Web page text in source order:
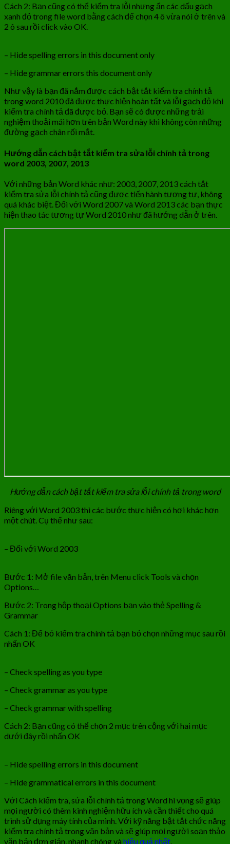
Cách 2: Bạn cũng có thể kiểm tra lỗi nhưng ẩn các dấu gạch
xanh đỏ trong file word bằng cách để chọn 4 ô vừa nói ở trên và
2 ô sau rồi click vào OK.
– Hide spelling errors in this document only
– Hide grammar errors this document only
Như vậy là bạn đã nắm được cách bật tắt kiểm tra chính tả
trong word 2010 đã được thực hiện hoàn tất và lỗi gạch đỏ khi
kiểm tra chính tả đã được bỏ. Bạn sẽ có được những trải
nghiệm thoải mái hơn trên bản Word này khi không còn những
đường gạch chân rối mắt.
Hướng dẫn cách bật tắt kiểm tra sửa lỗi chính tả trong
word 2003, 2007, 2013
Với những bản Word khác như: 2003, 2007, 2013 cách tắt
kiểm tra sửa lỗi chính tả cũng được tiến hành tương tự, không
quá khác biệt. Đối với Word 2007 và Word 2013 các bạn thực
hiện thao tác tương tự Word 2010 như đã hướng dẫn ở trên.
Hướng dẫn cách bật tắt kiểm tra sửa lỗi chính tả trong word
Riêng với Word 2003 thì các bước thực hiện có hơi khác hơn
một chút. Cụ thế như sau:
– Đối với Word 2003
Bước 1: Mở file văn bản, trên Menu click Tools và chọn
Options…
Bước 2: Trong hộp thoại Options bạn vào thẻ Spelling &
Grammar
Cách 1: Để bỏ kiểm tra chính tả bạn bỏ chọn những mục sau rồi
nhấn OK
– Check spelling as you type
– Check grammar as you type
– Check grammar with spelling
Cách 2: Bạn cũng có thể chọn 2 mục trên cộng với hai mục
dưới đây rồi nhấn OK
– Hide spelling errors in this document
– Hide grammatical errors in this document
Với Cách kiểm tra, sửa lỗi chính tả trong Word hi vọng sẽ giúp
mọi người có thêm kinh nghiệm hữu ích và cần thiết cho quá
trình sử dụng máy tính của mình. Với kỹ năng bật tắt chức năng
kiểm tra chính tả trong văn bản và sẽ giúp mọi người soạn thảo
văn bản đơn giản, nhanh chóng và hiệu quả nhất.